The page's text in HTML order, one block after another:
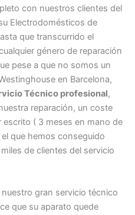
con nuestros clientes del
Electrodomésticos de
que transcurrido el
género de reparación
pese a que no somos un
en Barcelona,
Técnico profesional,
reparación, un coste
( 3 meses en mano de
que hemos conseguido
de clientes del servicio
gran servicio técnico
que su aparato quede